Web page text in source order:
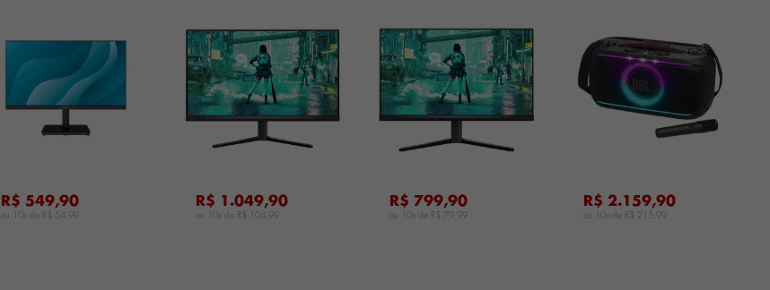
R$ 549,90
ou 10x de R$ 54,99
R$ 1.049,90
ou 10x de R$ 104,99
R$ 799,90
ou 10x de R$ 79,99
R$ 2.159,90
ou 10x de R$ 215,99